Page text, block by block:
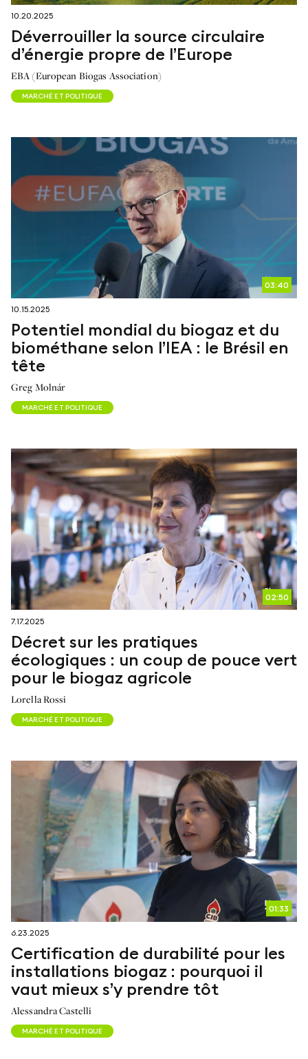
10.20.2025
Déverrouiller la source circulaire
d’énergie propre de l’Europe
EBA (European Biogas Association)
MARCHÉ ET POLITIQUE
03:40
10.15.2025
Potentiel mondial du biogaz et du
biométhane selon l’IEA : le Brésil en
tête
Greg Molnár
MARCHÉ ET POLITIQUE
02:50
7.17.2025
Décret sur les pratiques
écologiques : un coup de pouce vert
pour le biogaz agricole
Lorella Rossi
MARCHÉ ET POLITIQUE
01:33
6.23.2025
Certification de durabilité pour les
installations biogaz : pourquoi il
vaut mieux s’y prendre tôt
Alessandra Castelli
MARCHÉ ET POLITIQUE